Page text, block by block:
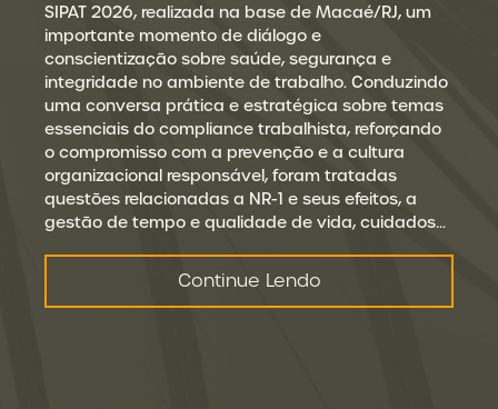
SIPAT 2026, realizada na base de Macaé/RJ, um
importante momento de diálogo e
conscientização sobre saúde, segurança e
integridade no ambiente de trabalho. Conduzindo
uma conversa prática e estratégica sobre temas
essenciais do compliance trabalhista, reforçando
o compromisso com a prevenção e a cultura
organizacional responsável, foram tratadas
questões relacionadas a NR-1 e seus efeitos, a
gestão de tempo e qualidade de vida, cuidados…
Continue Lendo